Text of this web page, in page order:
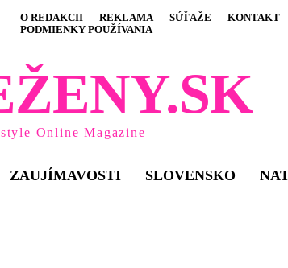
O REDAKCII REKLAMA SÚŤAŽE
KONTAKT
PODMIENKY POUŽÍVANIA
Online Magazine
ZAUJÍMAVOSTI SLOVENSKO